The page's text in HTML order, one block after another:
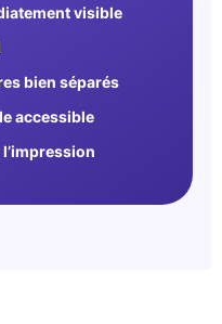
visible
bien séparés
accessible